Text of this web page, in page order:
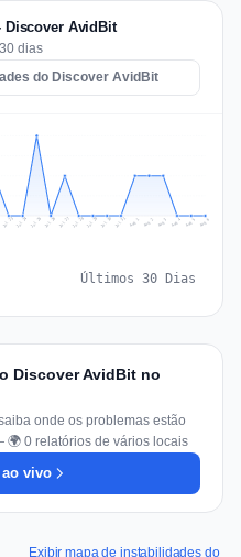
Discover AvidBit
dias
do Discover AvidBit
Jul 23 Jul 24 Jul 25 Jul 26 Jul 27 Jul 28 Jul 29 Jul 30 Jul 31 Aug 1 Aug 2 Aug 3 Aug 4 Aug 5 Aug 6
Últimos 30 Dias
Discover AvidBit no
onde os problemas estão
0 relatórios de vários locais
vivo
Exibir mapa de instabilidades do